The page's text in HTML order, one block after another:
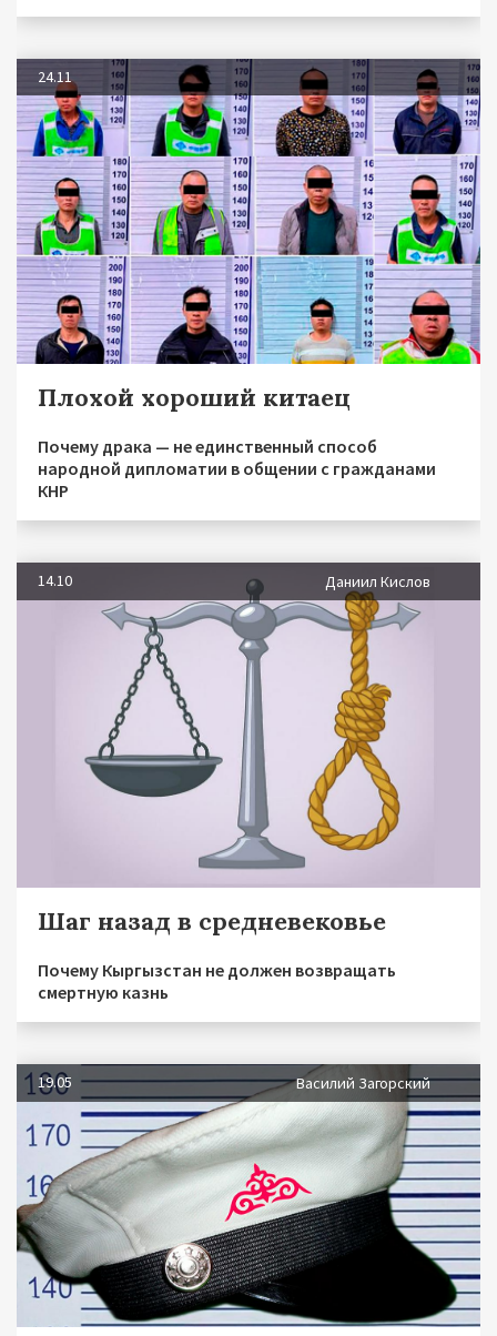
24.11
Плохой хороший китаец
Почему драка — не единственный способ
народной дипломатии в общении с гражданами
КНР
14.10 Даниил Кислов
Шаг назад в средневековье
Почему Кыргызстан не должен возвращать
смертную казнь
19.05 Василий Загорский